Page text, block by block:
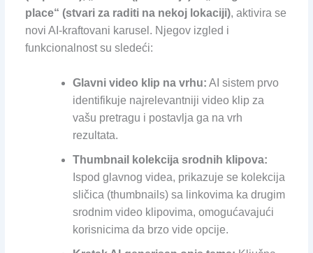
place“ (stvari za raditi na nekoj lokaciji), aktivira se
novi AI-kraftovani karusel. Njegov izgled i
funkcionalnost su sledeći:
Glavni video klip na vrhu: AI sistem prvo
identifikuje najrelevantniji video klip za
vašu pretragu i postavlja ga na vrh
rezultata.
Thumbnail kolekcija srodnih klipova:
Ispod glavnog videa, prikazuje se kolekcija
sličica (thumbnails) sa linkovima ka drugim
srodnim video klipovima, omogućavajući
korisnicima da brzo vide opcije.